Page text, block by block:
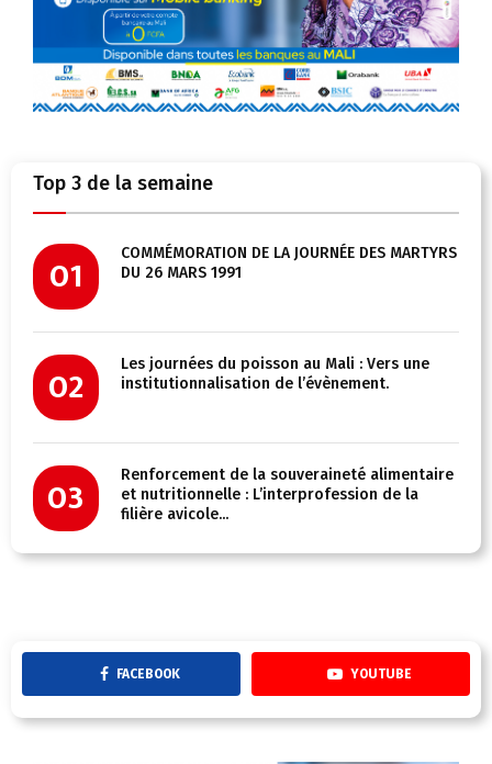
Top 3 de la semaine
01
COMMÉMORATION DE LA JOURNÉE DES MARTYRS
DU 26 MARS 1991
02
Les journées du poisson au Mali : Vers une
institutionnalisation de l’évènement.
03
Renforcement de la souveraineté alimentaire
et nutritionnelle : L’interprofession de la
filière avicole...
FACEBOOK YOUTUBE